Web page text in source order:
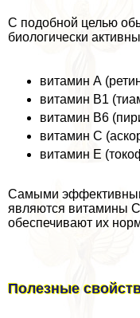
С подобной целью
биологически
витамин А
витамин В1
витамин В6
витамин С
витамин Е
Самыми
являются витамины
обеспечивают их
Полезные